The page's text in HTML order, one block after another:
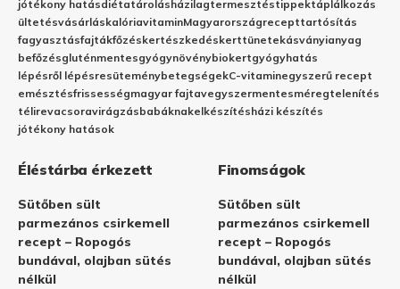
jótékony hatásdiétatárolásházilagtermesztéstippektáplálkozás
ültetésvásárláskalóriavitaminMagyarországrecepttartósítás
fagyasztásfajtákfőzéskertészkedéskerttünetekásványianyag
befőzésgluténmentesgyógynövénybiokertgyógyhatás
lépésről lépésresüteménybetegségekC-vitaminegyszerű recept
emésztésfrissességmagyar fajtavegyszermentesméregtelenítés
télirevacsoravirágzásbabáknakelkészítésházi készítés
jótékony hatások
Éléstárba érkezett
Sütőben sült
parmezános csirkemell
recept – Ropogós
bundával, olajban sütés
nélkül
Finomságok
Sütőben sült
parmezános csirkemell
recept – Ropogós
bundával, olajban sütés
nélkül